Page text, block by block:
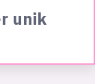
unik